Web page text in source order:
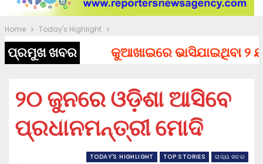
Home Today's Highlight
ପ୍ରମୁଖ ଖବର କୁଆଖାଇରେ ଭାସିଯାଇଥିବା ୨
୨୦ ଜୁନରେ ଓଡ଼ିଶା ଆସିବେ
ପ୍ରଧାନମନ୍ତ୍ରୀ ମୋଦି
TODAY'S HIGHLIGHT TOP STORIES ରାଜ୍ୟ ଖବର